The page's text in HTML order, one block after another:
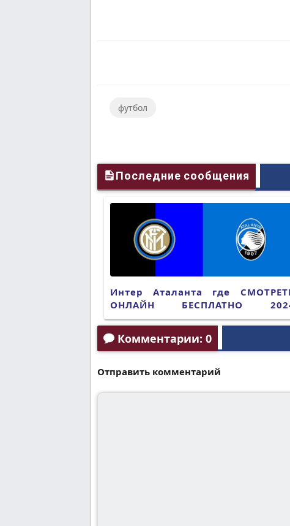
футбол
Последние сообщения
Интер Аталанта где
ОНЛАЙН БЕСПЛАТНО
(ПРЯМАЯ ТРАНСЛЯЦИЯ)
Комментарии: 0
Отправить комментарий